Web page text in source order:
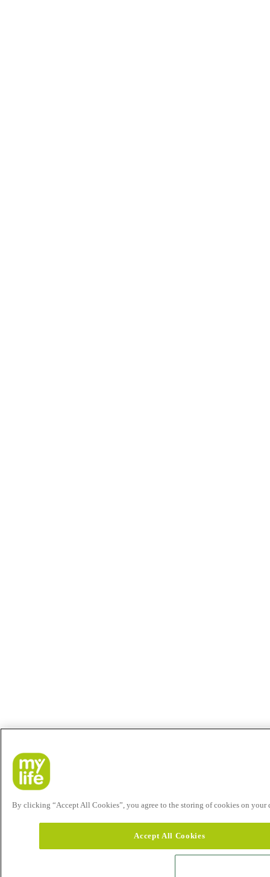
By clicking “Accept All Cookies”, you agree to the storing of cookies on your
Accept All Cookies